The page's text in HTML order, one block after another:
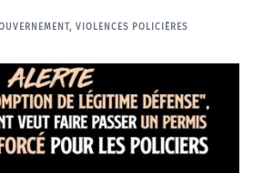
, VIOLENCES POLICIÈRES